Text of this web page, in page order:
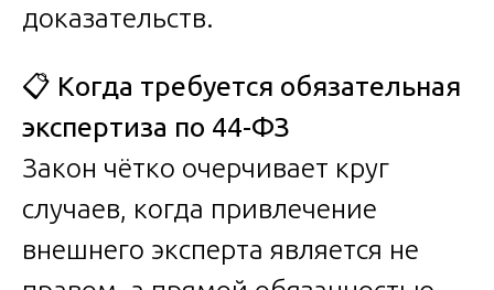
доказательств.
📋 Когда требуется обязательная
экспертиза по 44-ФЗ
Закон чётко очерчивает круг
случаев, когда привлечение
внешнего эксперта является не